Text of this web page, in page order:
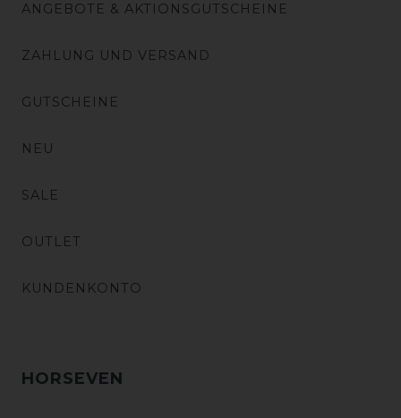
ANGEBOTE & AKTIONSGUTSCHEINE
ZAHLUNG UND VERSAND
GUTSCHEINE
NEU
SALE
OUTLET
KUNDENKONTO
HORSEVEN